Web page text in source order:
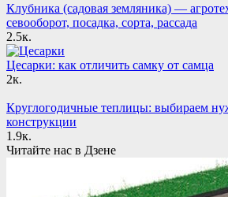
Клубника (садовая земляника) —
севооборот, посадка, сорта, рассада
2.5к.
Цесарки: как отличить самку от самца
2к.
Круглогодичные теплицы: выбираем
конструкции
1.9к.
Читайте нас в Дзене